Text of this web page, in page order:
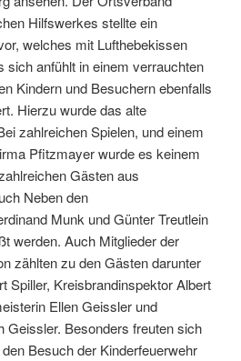
Hilfswerkes stellte ein
welches mit Lufthebekissen
sich anfühlt in einem verrauchten
Kindern und Besuchern ebenfalls
Hierzu wurde das alte
zahlreichen Spielen, und einem
Pfitzmayer wurde es keinem
Gästen aus
Neben den
Munk und Günter Treutlein
werden. Auch Mitglieder der
zählten zu den Gästen darunter
Spiller, Kreisbrandinspektor Albert
Ellen Geissler und
Geissler. Besonders freuten sich
Besuch der Kinderfeuerwehr